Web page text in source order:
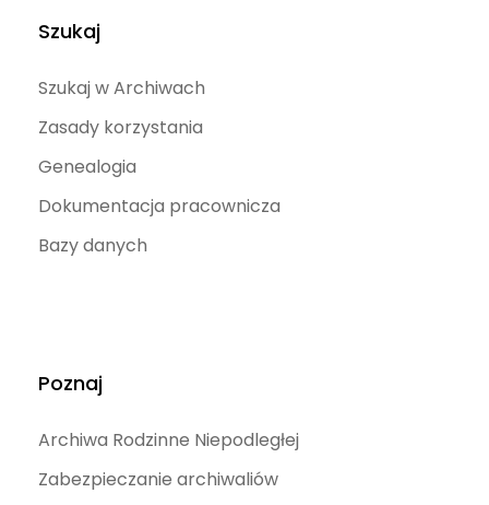
Szukaj
Szukaj w Archiwach
Zasady korzystania
Genealogia
Dokumentacja pracownicza
Bazy danych
Poznaj
Archiwa Rodzinne Niepodległej
Zabezpieczanie archiwaliów